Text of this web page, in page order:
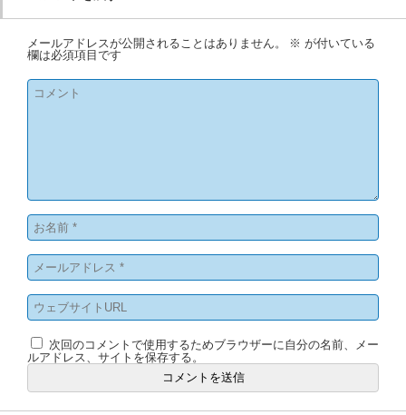
メールアドレスが公開されることはありません。 ※ が付いている
欄は必須項目です
次回のコメントで使用するためブラウザーに自分の名前、メー
ルアドレス、サイトを保存する。